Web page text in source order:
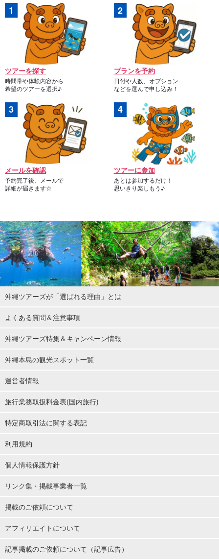
ツアーを探す
時間帯や体験内容から
希望のツアーを選択♪
プランを予約
日付や人数、オプション
などを選んで申し込み！
メールを確認
予約完了後、メールで
詳細が届きます☆
ツアーに参加
あとは参加するだけ！
思いきり楽しもう♪
沖縄ツアーズが「選ばれる理由」とは
よくある質問＆注意事項
沖縄ツアーズ特集＆キャンペーン情報
沖縄本島の観光スポット一覧
運営者情報
旅行業務取扱料金表(国内旅行)
特定商取引法に関する表記
利用規約
個人情報保護方針
リンク集・掲載事業者一覧
掲載のご依頼について
アフィリエイトについて
記事掲載のご依頼について（記事広告）